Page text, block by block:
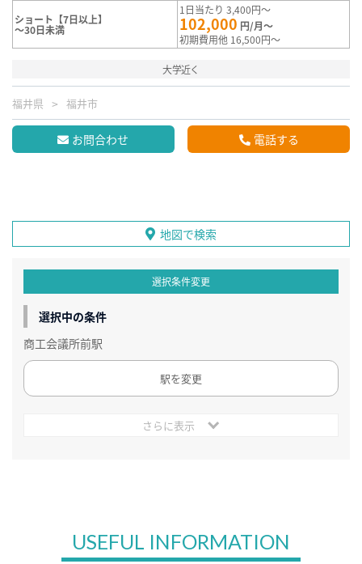
ショート【7日以上】
～30日未満
1日当たり 3,400円～
102,000 円/月～
初期費用他 16,500円～
大学近く
福井県 福井市
お問合わせ 電話する
地図で検索
選択条件変更
選択中の条件
商工会議所前駅
駅を変更
さらに表示
USEFUL INFORMATION